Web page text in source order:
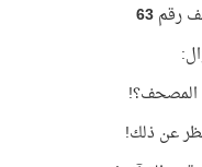
رقم63
المصحف؟!
عن ذلك!